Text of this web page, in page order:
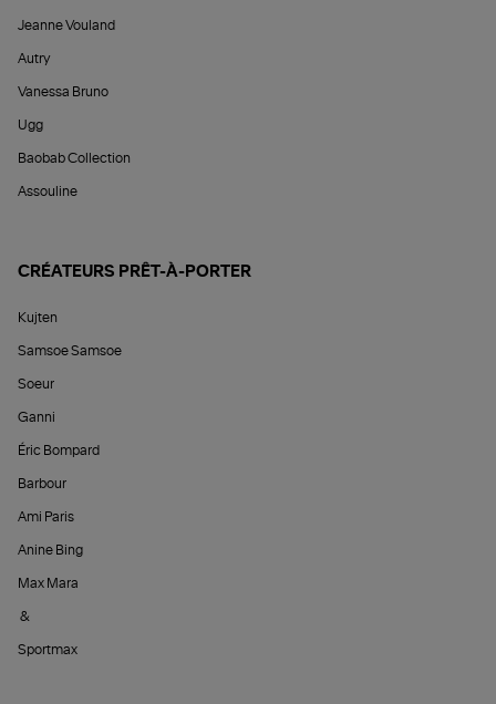
Jeanne Vouland
Autry
Vanessa Bruno
Ugg
Baobab Collection
Assouline
CRÉATEURS PRÊT-À-PORTER
Kujten
Samsoe Samsoe
Soeur
Ganni
Éric Bompard
Barbour
Ami Paris
Anine Bing
Max Mara
&
Sportmax